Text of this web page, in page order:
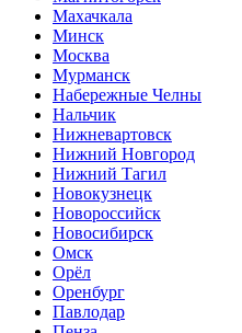
Махачкала
Минск
Москва
Мурманск
Набережные Челны
Нальчик
Нижневартовск
Нижний Новгород
Нижний Тагил
Новокузнецк
Новороссийск
Новосибирск
Омск
Орёл
Оренбург
Павлодар